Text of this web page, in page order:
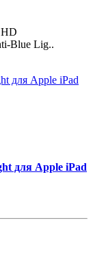
Blue Lig..
для Apple iPad